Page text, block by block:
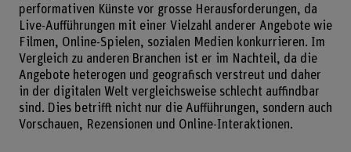
performativen Künste vor grosse Herausforderungen, da
Live-Aufführungen mit einer Vielzahl anderer Angebote wie
Filmen, Online-Spielen, sozialen Medien konkurrieren. Im
Vergleich zu anderen Branchen ist er im Nachteil, da die
Angebote heterogen und geografisch verstreut und daher
in der digitalen Welt vergleichsweise schlecht auffindbar
sind. Dies betrifft nicht nur die Aufführungen, sondern auch
Vorschauen, Rezensionen und Online-Interaktionen.